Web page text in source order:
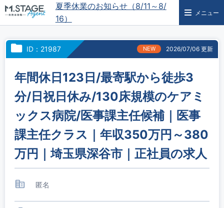
夏季休業のお知らせ（8/11～8/
16）
メニュー
ID：21987 NEW 2026/07/06 更新
年間休日123日/最寄駅から徒歩3
分/日祝日休み/130床規模のケアミ
ックス病院/医事課主任候補｜医事
課主任クラス｜年収350万円～380
万円｜埼玉県深谷市｜正社員の求人
匿名